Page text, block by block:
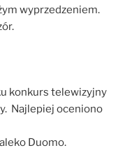
wyprzedzeniem.
konkurs telewizyjny
Najlepiej oceniono
Duomo.